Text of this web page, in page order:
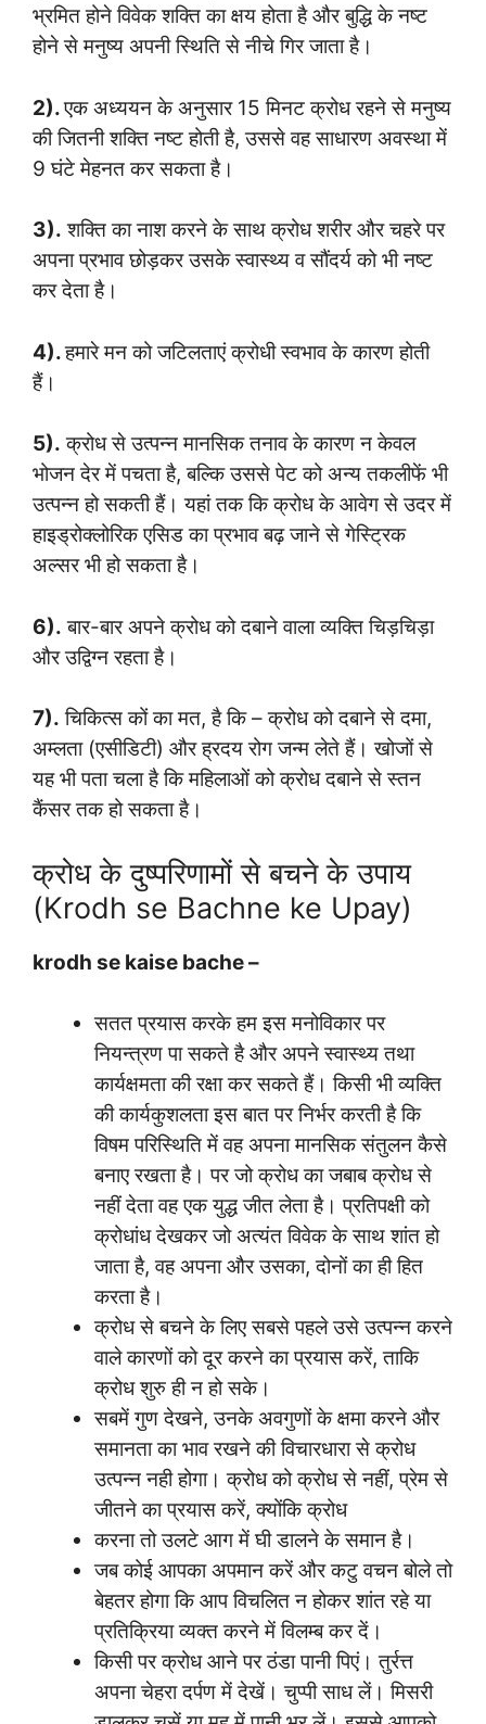
भ्रमित होने विवेक शक्ति का क्षय होता है और बुद्धि के नष्ट
होने से मनुष्य अपनी स्थिति से नीचे गिर जाता है।
2).एक अध्ययन के अनुसार 15 मिनट क्रोध रहने से मनुष्य
की जितनी शक्ति नष्ट होती है, उससे वह साधारण अवस्था में
9 घंटे मेहनत कर सकता है।
3). शक्ति का नाश करने के साथ क्रोध शरीर और चहरे पर
अपना प्रभाव छोड़कर उसके स्वास्थ्य व सौंदर्य को भी नष्ट
कर देता है।
4).हमारे मन को जटिलताएं क्रोधी स्वभाव के कारण होती
हैं।
5). क्रोध से उत्पन्न मानसिक तनाव के कारण न केवल
भोजन देर में पचता है, बल्कि उससे पेट को अन्य तकलीफें भी
उत्पन्न हो सकती हैं। यहां तक कि क्रोध के आवेग से उदर में
हाइड्रोक्लोरिक एसिड का प्रभाव बढ़ जाने से गेस्ट्रिक
अल्सर भी हो सकता है।
6). बार-बार अपने क्रोध को दबाने वाला व्यक्ति चिड़चिड़ा
और उद्विग्न रहता है।
7). चिकित्स कों का मत, है कि – क्रोध को दबाने से दमा,
अम्लता (एसीडिटी) और ह्रदय रोग जन्म लेते हैं। खोजों से
यह भी पता चला है कि महिलाओं को क्रोध दबाने से स्तन
कैंसर तक हो सकता है।
क्रोध के दुष्परिणामों से बचने के उपाय
(Krodh se Bachne ke Upay)
krodh se kaise bache –
सतत प्रयास करके हम इस मनोविकार पर
नियन्त्रण पा सकते है और अपने स्वास्थ्य तथा
कार्यक्षमता की रक्षा कर सकते हैं। किसी भी व्यक्ति
की कार्यकुशलता इस बात पर निर्भर करती है कि
विषम परिस्थिति में वह अपना मानसिक संतुलन कैसे
बनाए रखता है। पर जो क्रोध का जबाब क्रोध से
नहीं देता वह एक युद्ध जीत लेता है। प्रतिपक्षी को
क्रोधांध देखकर जो अत्यंत विवेक के साथ शांत हो
जाता है, वह अपना और उसका, दोनों का ही हित
करता है।
क्रोध से बचने के लिए सबसे पहले उसे उत्पन्न करने
वाले कारणों को दूर करने का प्रयास करें, ताकि
क्रोध शुरु ही न हो सके।
सबमें गुण देखने, उनके अवगुणों के क्षमा करने और
समानता का भाव रखने की विचारधारा से क्रोध
उत्पन्न नही होगा। क्रोध को क्रोध से नहीं, प्रेम से
जीतने का प्रयास करें, क्योंकि क्रोध
करना तो उलटे आग में घी डालने के समान है।
जब कोई आपका अपमान करें और कटु वचन बोले तो
बेहतर होगा कि आप विचलित न होकर शांत रहे या
प्रतिक्रिया व्यक्त करने में विलम्ब कर दें।
किसी पर क्रोध आने पर ठंडा पानी पिएं। तुर्रत्त
अपना चेहरा दर्पण में देखें। चुप्पी साध लें। मिसरी